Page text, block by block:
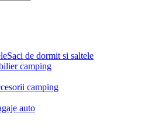
Saci de dormit si saltele
camping
camping
auto